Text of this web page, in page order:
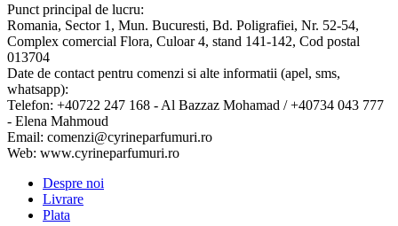
Punct principal de lucru:
Romania, Sector 1, Mun. Bucuresti, Bd. Poligrafiei, Nr. 52-54,
Complex comercial Flora, Culoar 4, stand 141-142, Cod postal
013704
Date de contact pentru comenzi si alte informatii (apel, sms,
whatsapp):
Telefon: +40722 247 168 - Al Bazzaz Mohamad / +40734 043 777
- Elena Mahmoud
Email: comenzi@cyrineparfumuri.ro
Web: www.cyrineparfumuri.ro
Despre noi
Livrare
Plata